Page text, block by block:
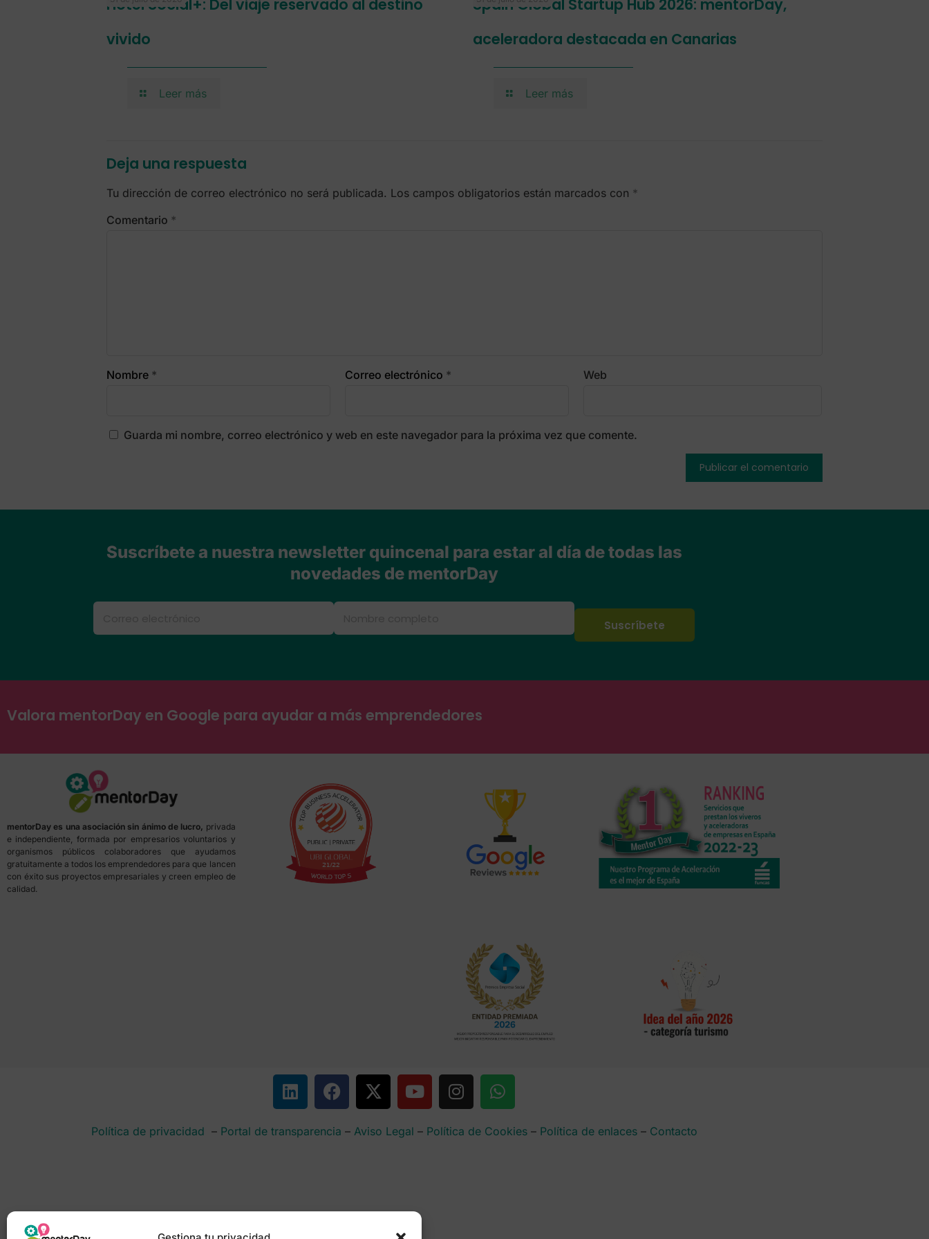
Hotel Social+: Del viaje reservado al destino
vivido
Leer más
Spain Global Startup Hub 2026: mentorDay,
aceleradora destacada en Canarias
Leer más
Deja una respuesta
Tu dirección de correo electrónico no será publicada. Los campos obligatorios están marcados con *
Comentario *
Nombre * Correo electrónico * Web
Guarda mi nombre, correo electrónico y web en este navegador para la próxima vez que comente.
Suscríbete a nuestra newsletter quincenal para estar al día de todas las
novedades de mentorDay
Valora mentorDay en Google para ayudar a más emprendedores
mentorDay es una asociación sin ánimo de lucro, privada
e independiente, formada por empresarios voluntarios y
organismos públicos colaboradores que ayudamos
gratuitamente a todos los emprendedores para que lancen
con éxito sus proyectos empresariales y creen empleo de
calidad.
Política de privacidad – Portal de transparencia – Aviso Legal – Política de Cookies– Política de enlaces– Contacto